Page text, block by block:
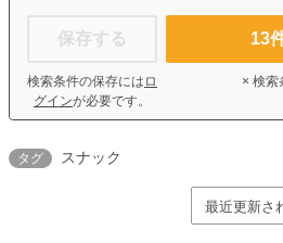
保存する
検索条件の保存には ロ
グインが必要です。
13
× 検索
タグ スナック